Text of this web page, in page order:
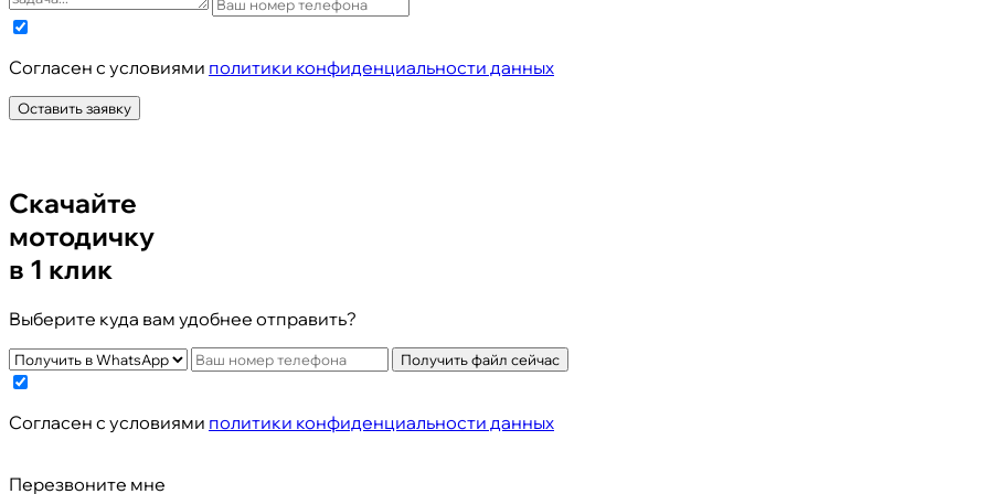
Cогласен с условиями политики конфиденциальности данных
Оставить заявку
Скачайте
мотодичку
в 1 клик
Выберите куда вам удобнее отправить?
Получить файл сейчас
Cогласен с условиями политики конфиденциальности данных
Перезвоните мне